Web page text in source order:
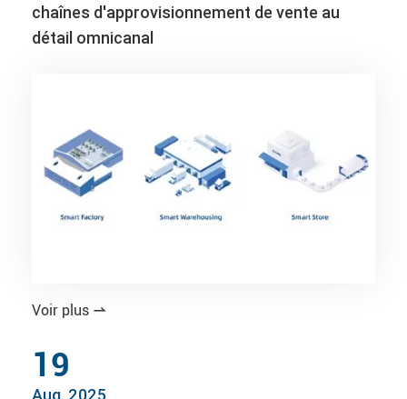
chaînes d'approvisionnement de vente au
détail omnicanal
Voir plus 
19